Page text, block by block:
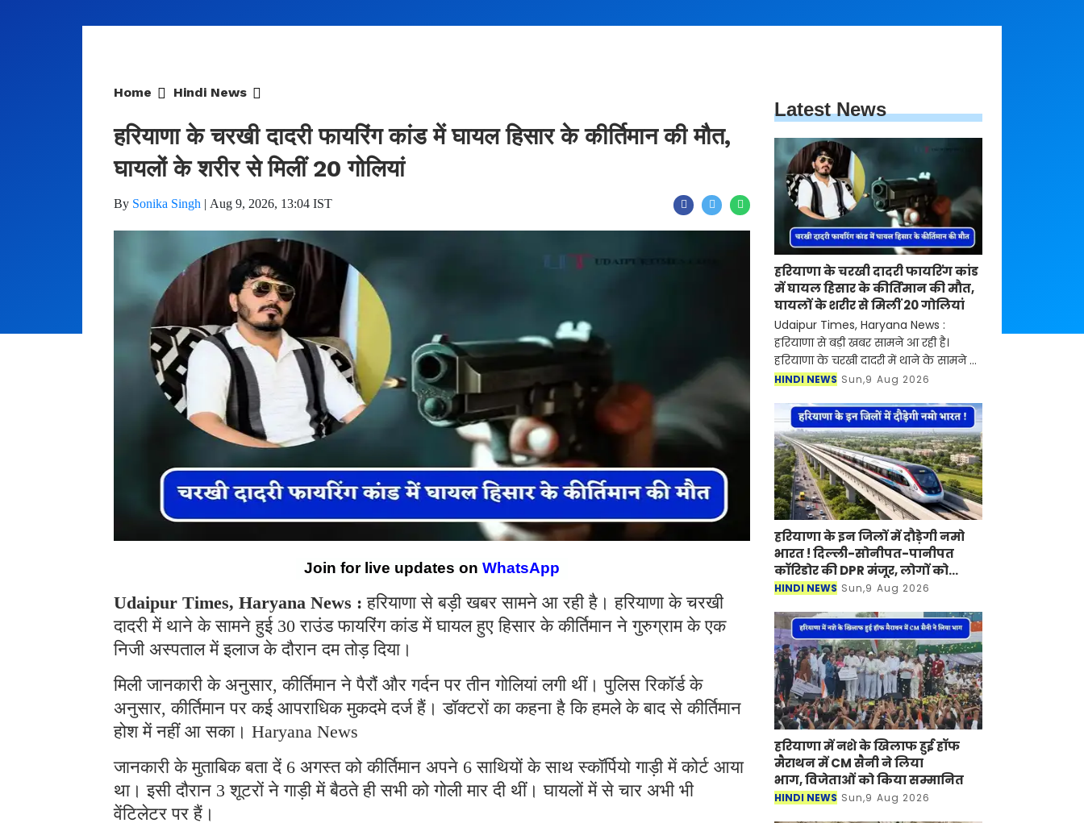
Home Hindi News
हरियाणा के चरखी दादरी फायरिंग कांड में घायल हिसार के कीर्तिमान की मौत,
घायलों के शरीर से मिलीं 20 गोलियां
By Sonika Singh | Aug 9, 2026, 13:04 IST
Join for live updates on WhatsApp
Udaipur Times, Haryana News :हरियाणा से बड़ी खबर सामने आ रही है। हरियाणा के चरखी
दादरी में थाने के सामने हुई 30 राउंड फायरिंग कांड में घायल हुए हिसार के कीर्तिमान ने गुरुग्राम के एक
निजी अस्पताल में इलाज के दौरान दम तोड़ दिया।
मिली जानकारी के अनुसार, कीर्तिमान ने पैरौं और गर्दन पर तीन गोलियां लगी थीं। पुलिस रिकॉर्ड के
अनुसार, कीर्तिमान पर कई आपराधिक मुकदमे दर्ज हैं। डॉक्टरों का कहना है कि हमले के बाद से कीर्तिमान
होश में नहीं आ सका। Haryana News
जानकारी के मुताबिक बता दें 6 अगस्त को कीर्तिमान अपने 6 साथियों के साथ स्कॉर्पियो गाड़ी में कोर्ट आया
था। इसी दौरान 3 शूटरों ने गाड़ी में बैठते ही सभी को गोली मार दी थीं। घायलों में से चार अभी भी
वेंटिलेटर पर हैं।
Latest News
हरियाणा के चरखी दादरी फायरिंग कांड
में घायल हिसार के कीर्तिमान की मौत,
घायलों के शरीर से मिलीं 20 गोलियां
Udaipur Times, Haryana News :
हरियाणा से बड़ी खबर सामने आ रही है।
हरियाणा के चरखी दादरी में थाने के सामने हुई
30 राउंड फायरिंग कांड में घायल हुए हिसार
अस्पताल में
HINDI NEWS Sun,9 Aug 2026
हरियाणा के इन जिलों में दौड़ेगी नमो
भारत ! दिल्ली-सोनीपत-पानीपत
कॉरिडोर की DPR मंजूर, लोगों को
मिलेगा बड़ा फायदा
HINDI NEWS Sun,9 Aug 2026
हरियाणा में नशे के खिलाफ हुई हॉफ
मैराथन में CM सैनी ने लिया
भाग, विजेताओं को किया सम्मानित
HINDI NEWS Sun,9 Aug 2026